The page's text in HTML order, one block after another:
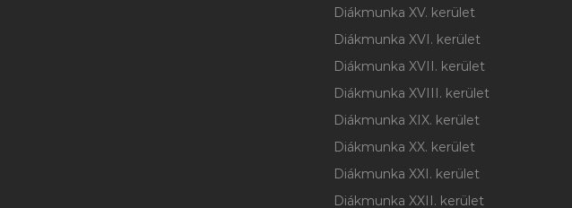
Diákmunka XV. kerület
Diákmunka XVI. kerület
Diákmunka XVII. kerület
Diákmunka XVIII. kerület
Diákmunka XIX. kerület
Diákmunka XX. kerület
Diákmunka XXI. kerület
Diákmunka XXII. kerület